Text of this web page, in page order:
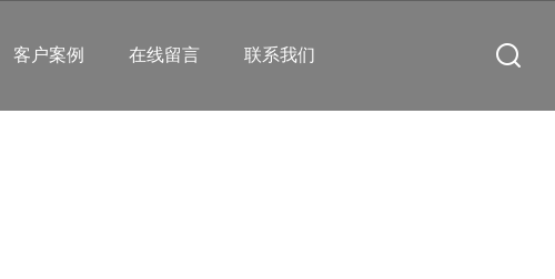
客户案例 在线留言 联系我们